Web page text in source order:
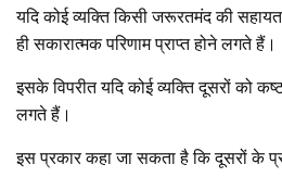
यदि कोई व्यक्ति किसी जरूरतमंद की
ही सकारात्मक परिणाम प्राप्त होने लगते हैं।
इसके विपरीत यदि कोई व्यक्ति दूसरों को
लगते हैं।
इस प्रकार कहा जा सकता है कि दूसरों के